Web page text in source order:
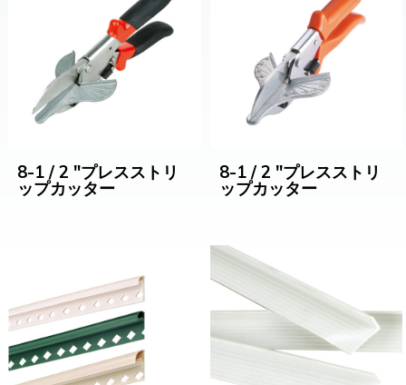
8-1 / 2 "プレスストリ
ップカッター
8-1 / 2 "プレスストリ
ップカッター